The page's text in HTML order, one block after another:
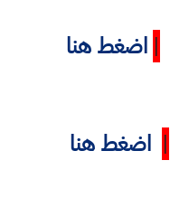
| اضغط هنا
| اضغط هنا